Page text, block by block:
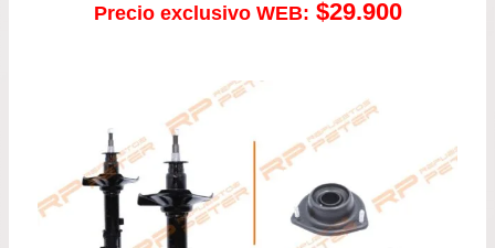
Precio exclusivo WEB: $29.900